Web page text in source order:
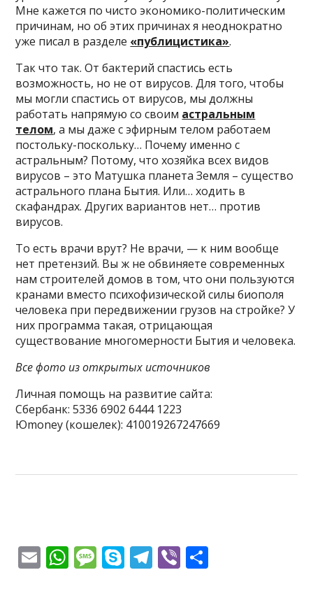
Мне кажется по чисто экономико-политическим
причинам, но об этих причинах я неоднократно
уже писал в разделе «публицистика».
Так что так. От бактерий спастись есть
возможность, но не от вирусов. Для того, чтобы
мы могли спастись от вирусов, мы должны
работать напрямую со своим астральным
телом, а мы даже с эфирным телом работаем
постольку-поскольку… Почему именно с
астральным? Потому, что хозяйка всех видов
вирусов – это Матушка планета Земля – существо
астрального плана Бытия. Или… ходить в
скафандрах. Других вариантов нет… против
вирусов.
То есть врачи врут? Не врачи, — к ним вообще
нет претензий. Вы ж не обвиняете современных
нам строителей домов в том, что они пользуются
кранами вместо психофизической силы биополя
человека при передвижении грузов на стройке? У
них программа такая, отрицающая
существование многомерности Бытия и человека.
Все фото из открытых источников
Личная помощь на развитие сайта:
Сбербанк: 5336 6902 6444 1223
Юmoney (кошелек): 410019267247669
E W M S T Vi